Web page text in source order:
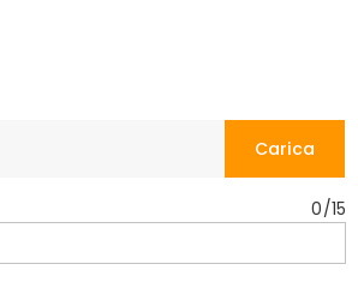
Carica
0/15